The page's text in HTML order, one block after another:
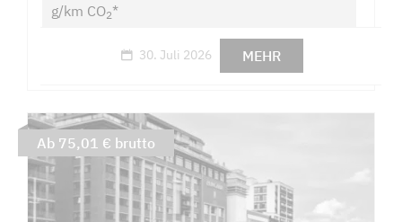
g/km CO2*
30. Juli 2026 MEHR
Ab 75,01 € brutto